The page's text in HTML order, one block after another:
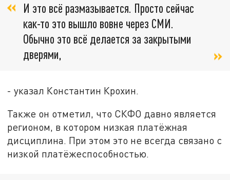
И это всё размазывается. Просто сейчас
как-то это вышло вовне через СМИ.
Обычно это всё делается за закрытыми
дверями,
- указал Константин Крохин.
Также он отметил, что СКФО давно является
регионом, в котором низкая платёжная
дисциплина. При этом это не всегда связано с
низкой платёжеспособностью.